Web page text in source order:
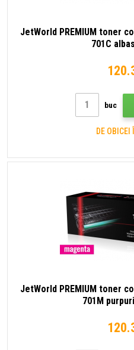
JetWorld PREMIUM toner
701C
buc
DE
JetWorld PREMIUM toner
701M